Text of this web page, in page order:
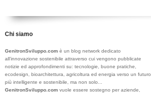
Chi siamo
GenitronSviluppo.com è un blog network dedicato
all’innovazione sostenibile attraverso cui vengono pubblicate
notizie ed approfondimenti su: tecnologie, buone pratiche,
ecodesign, bioarchitettura, agricoltura ed energia verso un futuro
più intelligente e sostenibile, ma non solo...
GenitronSviluppo.com vuole essere sostegno per aziende,